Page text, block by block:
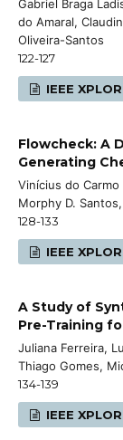
Gabriel Braga
do Amaral,
Oliveira-Santos
122-127
IEEE
Flowcheck: A
Generating
Vinícius do
Morphy D.
128-133
IEEE
A Study of
Pre-Training
Juliana Ferreira,
Thiago Gomes,
134-139
IEEE